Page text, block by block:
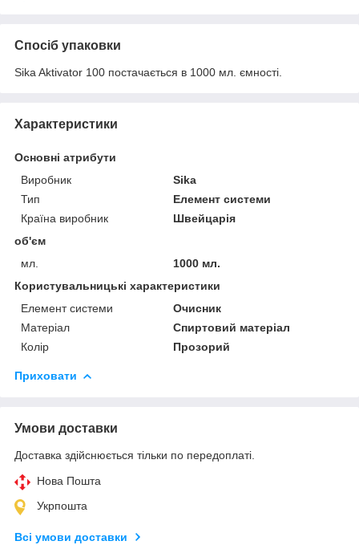
Спосіб упаковки
Sika Aktivator 100 постачається в 1000 мл. ємності.
Характеристики
Основні атрибути
Виробник
Sika
Тип
Елемент системи
Країна виробник
Швейцарія
об'єм
мл.
1000 мл.
Користувальницькі характеристики
Елемент системи
Очисник
Матеріал
Спиртовий матеріал
Колір
Прозорий
Приховати
Умови доставки
Доставка здійснюється тільки по передоплаті.
Нова Пошта
Укрпошта
Всі умови доставки